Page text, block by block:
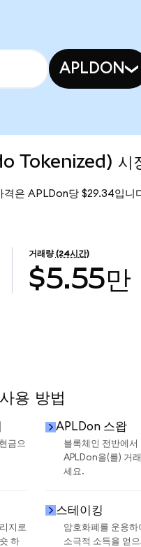
APLDON
Tokenized) 시
은 APLDon당 $29.34입
거래량 (24시간)
$5.55만
용 방법
금으
APLDon 스왑
블록체인 전반에서
APLDon을(를) 거
세요.
지로
하
스테이킹
암호화폐를 운용하
소극적 소득을 얻으